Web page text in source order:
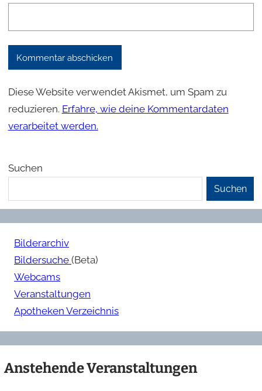
Diese Website verwendet Akismet, um Spam zu
reduzieren. Erfahre, wie deine Kommentardaten
verarbeitet werden.
Suchen
Suchen
Bilderarchiv
Bildersuche (Beta)
Webcams
Veranstaltungen
Apotheken Verzeichnis
Anstehende Veranstaltungen